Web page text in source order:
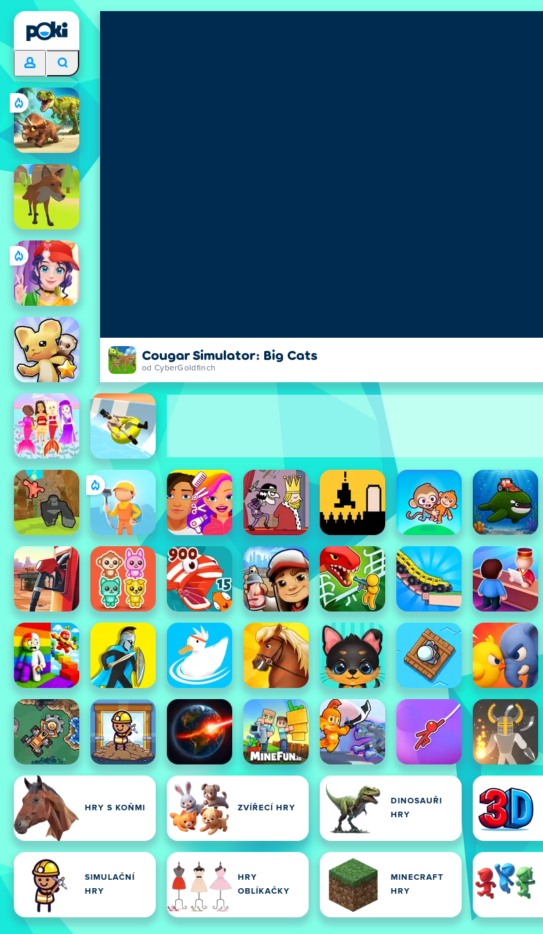
Cougar Simulator: Big Cats
od CyberGoldfinch
HRY S KOŇMI ZVÍŘECÍ HRY
DINOSAUŘI
HRY
SIMULAČNÍ
HRY
HRY
OBLÍKAČKY
MINECRAFT
HRY